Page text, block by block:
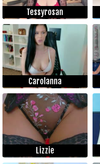
Tessyrosan
Carolanna
Lizzie